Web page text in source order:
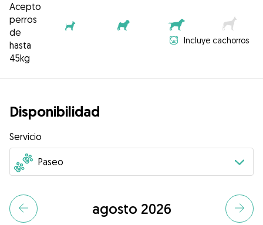
Acepto
perros
de
hasta
45kg
Incluye cachorros
Disponibilidad
Servicio
agosto 2026